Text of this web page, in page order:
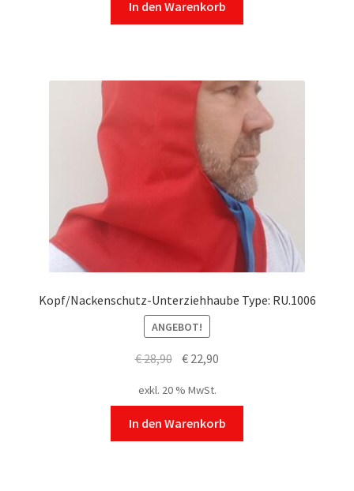
In den Warenkorb
Kopf/Nackenschutz-Unterziehhaube Type: RU.1006
ANGEBOT!
€28,90 Ursprünglicher
war:
€ 28,90
€ 22,90
€ 22,90.
exkl. 20 % MwSt.
In den Warenkorb